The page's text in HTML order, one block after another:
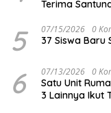
Terima
5 07/15/2026 0
37 Siswa Baru
6 07/13/2026 0
Satu Unit
3 Lainnya Ikut